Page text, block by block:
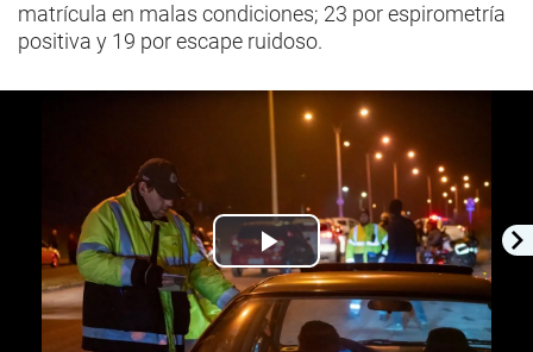
matrícula en malas condiciones; 23 por espirometría
positiva y 19 por escape ruidoso.
Play
Video